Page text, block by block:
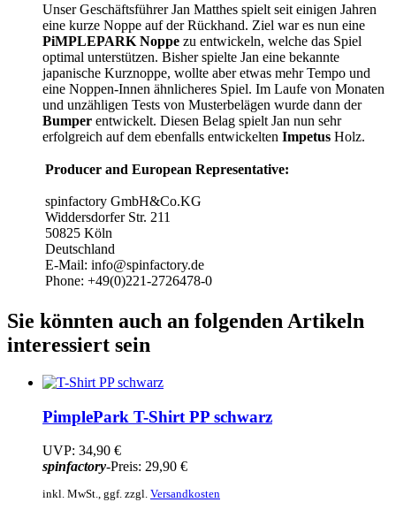
Unser Geschäftsführer Jan Matthes spielt seit einigen Jahren
eine kurze Noppe auf der Rückhand. Ziel war es nun eine
PiMPLEPARK Noppe zu entwickeln, welche das Spiel
optimal unterstützen. Bisher spielte Jan eine bekannte
japanische Kurznoppe, wollte aber etwas mehr Tempo und
eine Noppen-Innen ähnlicheres Spiel. Im Laufe von Monaten
und unzähligen Tests von Musterbelägen wurde dann der
Bumper entwickelt. Diesen Belag spielt Jan nun sehr
erfolgreich auf dem ebenfalls entwickelten Impetus Holz.
Producer and European Representative:
spinfactory GmbH&Co.KG
Widdersdorfer Str. 211
50825 Köln
Deutschland
E-Mail: info@spinfactory.de
Phone: +49(0)221-2726478-0
Sie könnten auch an folgenden Artikeln
interessiert sein
PimplePark T-Shirt PP schwarz
UVP: 34,90 €
spinfactory-Preis: 29,90 €
inkl. MwSt., ggf. zzgl. Versandkosten